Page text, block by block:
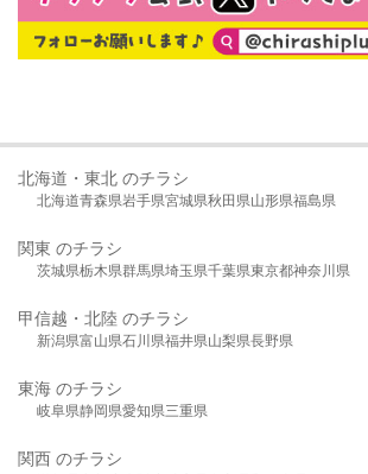
北海道・東北 のチラシ
北海道青森県岩手県宮城県秋田県山形県福島県
関東 のチラシ
茨城県栃木県群馬県埼玉県千葉県東京都神奈川県
甲信越・北陸 のチラシ
新潟県富山県石川県福井県山梨県長野県
東海 のチラシ
岐阜県静岡県愛知県三重県
関西 のチラシ